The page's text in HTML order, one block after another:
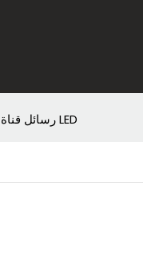
رسائل قناة بدون إطار ثلاثية الأبعاد من الفولاذ المقاوم للصدأ: وصف المنتج وإضاءة LED